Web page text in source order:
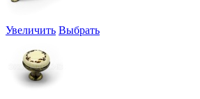
Увеличить Выбрать